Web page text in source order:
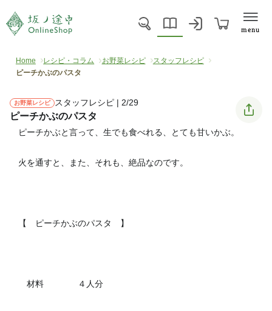
menu
Home レシピ・コラム お野菜レシピ
スタッフレシピ
ピーチかぶのパスタ
お野菜レシピ スタッフレシピ | 2/29
ピーチかぶのパスタ
ピーチかぶと言って、生でも食べれる、とても甘いかぶ。
火を通すと、また、それも、絶品なのです。
【 ピーチかぶのパスタ 】
材料 ４人分